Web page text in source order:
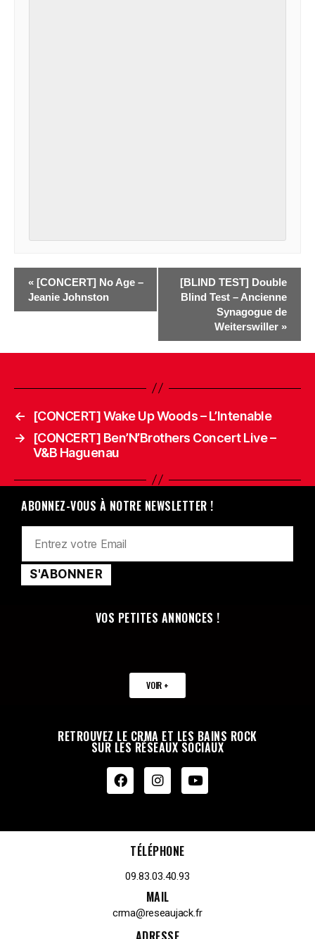
« [CONCERT] No Age –
Jeanie Johnston
[BLIND TEST] Double
Blind Test – Ancienne
Synagogue de
Weiterswiller »
←
[CONCERT] Wake Up Woods – L’Intenable
→
[CONCERT] Ben’N’Brothers Concert Live –
V&B Haguenau
ABONNEZ-VOUS À NOTRE NEWSLETTER !
VOS PETITES ANNONCES !
VOIR +
RETROUVEZ LE CRMA ET LES BAINS ROCK
SUR LES RÉSEAUX SOCIAUX
TÉLÉPHONE
09.83.03.40.93
MAIL
crma@reseaujack.fr